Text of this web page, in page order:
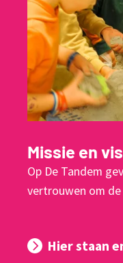
Missie en
Op De Tandem
vertrouwen om
Hier staan